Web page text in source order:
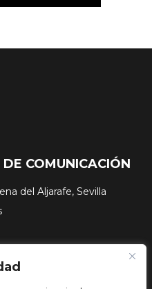
COMUNICACIÓN
del Aljarafe, Sevilla